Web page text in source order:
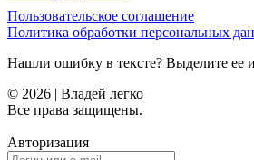
Пользовательское соглашение
Политика обработки персональных
Нашли ошибку в тексте? Выделите ее
© 2026 | Владей легко
Все права защищены.
Авторизация